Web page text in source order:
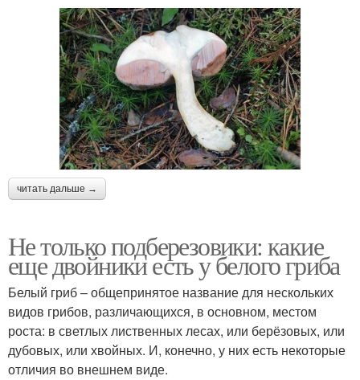
читать дальше →
Не только подберезовики: какие
еще двойники есть у белого гриба
Белый гриб – общепринятое название для нескольких
видов грибов, различающихся, в основном, местом
роста: в светлых лиственных лесах, или берёзовых, или
дубовых, или хвойных. И, конечно, у них есть некоторые
отличия во внешнем виде.